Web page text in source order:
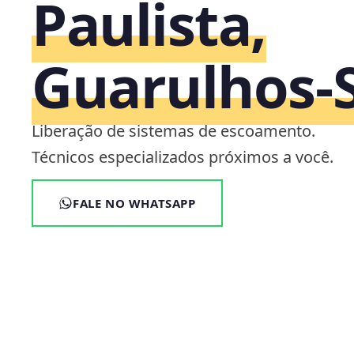
Paulista,
Liberação de sistemas de escoamento.
Técnicos especializados próximos a você.
FALE NO WHATSAPP